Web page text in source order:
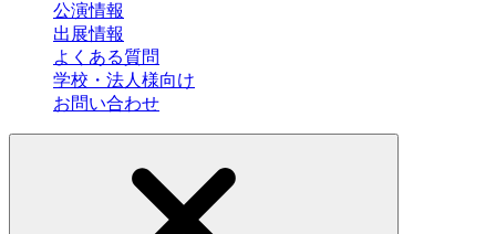
公演情報
出展情報
よくある質問
学校・法人様向け
お問い合わせ